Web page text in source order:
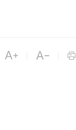
  